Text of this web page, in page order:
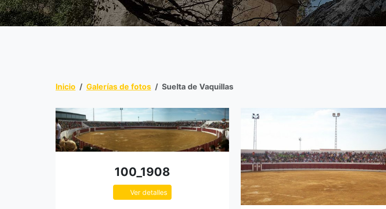
Inicio Galerías de fotos Suelta de Vaquillas
100_1908
Ver detalles